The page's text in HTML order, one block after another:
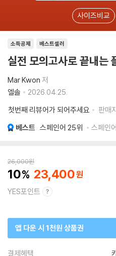
사이즈비교
소득공제 베스트셀러
실전 모의고사로 끝내
Mar Kwon 저
엘솔
2026.04.25.
첫번째 리뷰어가 되어주세요
판매
베스트 스페인어 25위 스페인
26,000원
10 23,400
YES포인트
앱 다운 시 1천원 상품권
결제혜택